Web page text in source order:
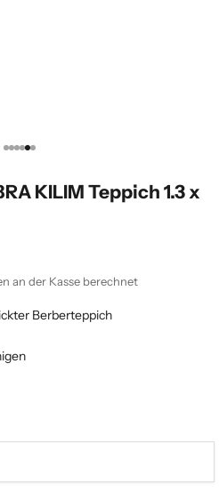
Gehe zu Element 1
Gehe zu Element 2
Gehe zu Element 3
Gehe zu Element 4
Gehe zu Element 5
Gehe zu Element 6
KILIM Teppich 1.3 x
an der Kasse berechnet
Berberteppich